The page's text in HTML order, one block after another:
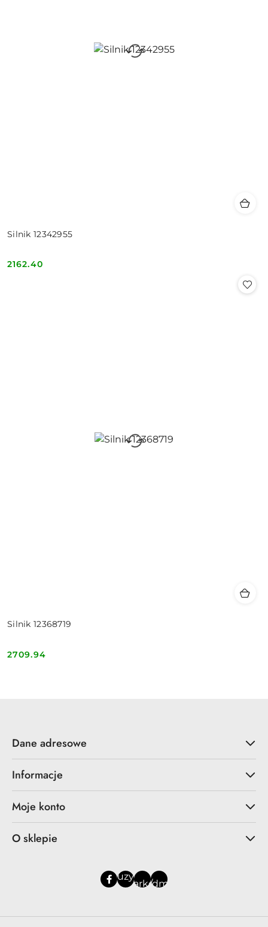
Silnik 12342955
Cena:
2162.40
Silnik 12368719
Cena:
2709.94
Dane adresowe
Informacje
Moje konto
O sklepie